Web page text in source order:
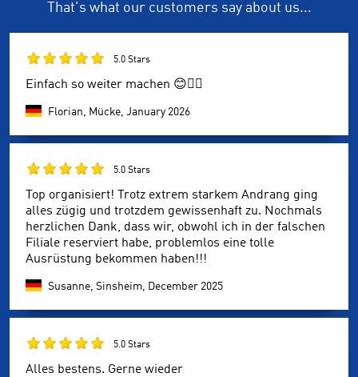
That's what our customers say about us...
5.0 Stars
Einfach so weiter machen 😊👌🏼
Florian, Mücke, January 2026
5.0 Stars
Top organisiert! Trotz extrem starkem Andrang ging
alles zügig und trotzdem gewissenhaft zu. Nochmals
herzlichen Dank, dass wir, obwohl ich in der falschen
Filiale reserviert habe, problemlos eine tolle
Ausrüstung bekommen haben!!!
Susanne, Sinsheim, December 2025
5.0 Stars
Alles bestens. Gerne wieder